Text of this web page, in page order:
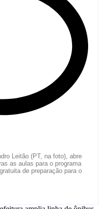
Leitão (PT, na foto), abre
as aulas para o programa
de preparação para o